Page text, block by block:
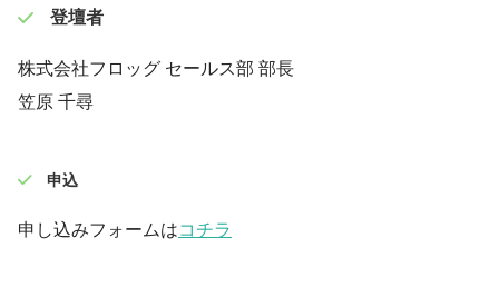
登壇者
株式会社フロッグ セールス部 部長
笠原 千尋
申込
申し込みフォームはコチラ